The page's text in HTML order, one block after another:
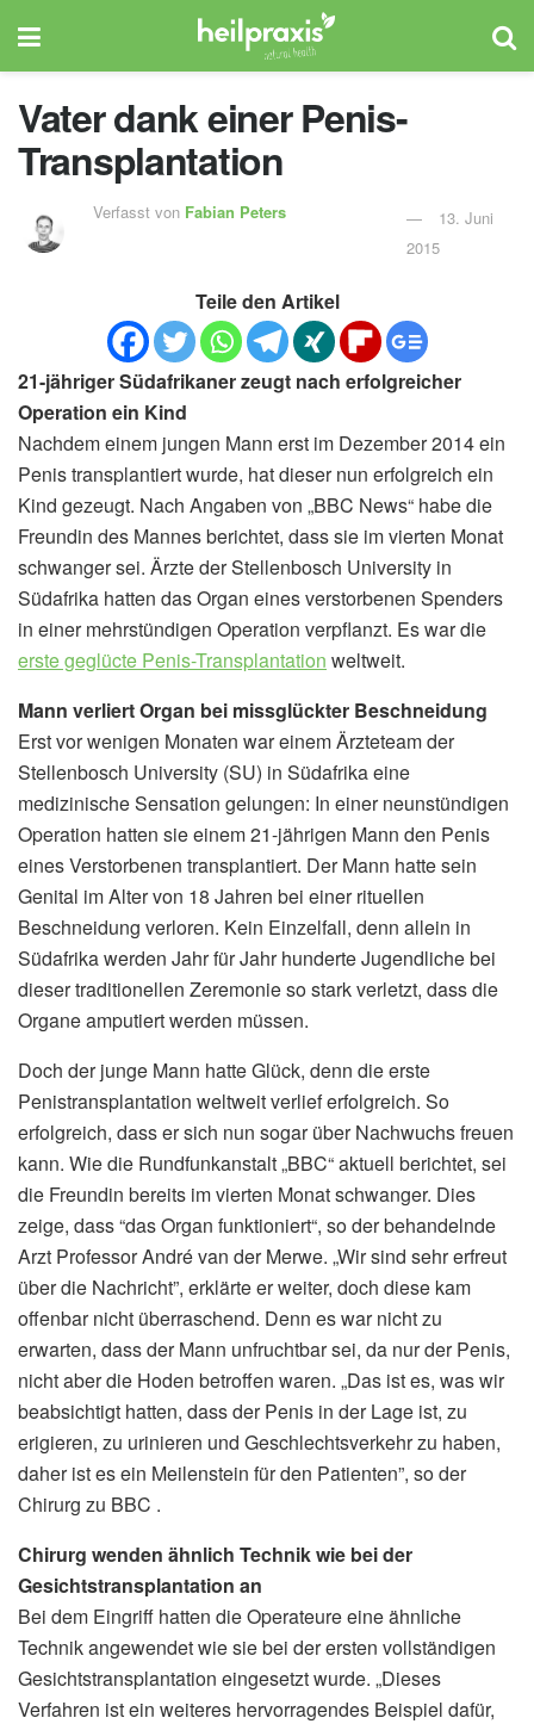
Vater dank einer Penis-
Transplantation
Verfasst von Fabian Peters
13. Juni
2015
Teile den Artikel
21-jähriger Südafrikaner zeugt nach erfolgreicher
Operation ein Kind
Nachdem einem jungen Mann erst im Dezember 2014 ein
Penis transplantiert wurde, hat dieser nun erfolgreich ein
Kind gezeugt. Nach Angaben von „BBC News“ habe die
Freundin des Mannes berichtet, dass sie im vierten Monat
schwanger sei. Ärzte der Stellenbosch University in
Südafrika hatten das Organ eines verstorbenen Spenders
in einer mehrstündigen Operation verpflanzt. Es war die
erste geglücte Penis-Transplantation weltweit.
Mann verliert Organ bei missglückter Beschneidung
Erst vor wenigen Monaten war einem Ärzteteam der
Stellenbosch University (SU) in Südafrika eine
medizinische Sensation gelungen: In einer neunstündigen
Operation hatten sie einem 21-jährigen Mann den Penis
eines Verstorbenen transplantiert. Der Mann hatte sein
Genital im Alter von 18 Jahren bei einer rituellen
Beschneidung verloren. Kein Einzelfall, denn allein in
Südafrika werden Jahr für Jahr hunderte Jugendliche bei
dieser traditionellen Zeremonie so stark verletzt, dass die
Organe amputiert werden müssen.
Doch der junge Mann hatte Glück, denn die erste
Penistransplantation weltweit verlief erfolgreich. So
erfolgreich, dass er sich nun sogar über Nachwuchs freuen
kann. Wie die Rundfunkanstalt „BBC“ aktuell berichtet, sei
die Freundin bereits im vierten Monat schwanger. Dies
zeige, dass “das Organ funktioniert“, so der behandelnde
Arzt Professor André van der Merwe. „Wir sind sehr erfreut
über die Nachricht”, erklärte er weiter, doch diese kam
offenbar nicht überraschend. Denn es war nicht zu
erwarten, dassder Mann unfruchtbar sei, da nur der Penis,
nicht aber die Hoden betroffen waren. „Das ist es, was wir
beabsichtigt hatten, dass der Penis in der Lage ist, zu
erigieren, zu urinieren und Geschlechtsverkehr zu haben,
daher ist es ein Meilenstein für den Patienten”, so der
Chirurg zu BBC .
Chirurg wenden ähnlich Technik wie bei der
Gesichtstransplantation an
Bei dem Eingriff hatten die Operateure eine ähnliche
Technik angewendet wie sie bei der ersten vollständigen
Gesichtstransplantation eingesetzt wurde. „Dieses
Verfahren ist ein weiteres hervorragendes Beispiel dafür,